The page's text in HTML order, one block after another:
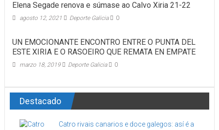
Elena Segade renova e súmase ao Calvo Xiria 21-22
agosto 12, 2021 Deporte Galicia 0
UN EMOCIONANTE ENCONTRO ENTRE O PUNTA DEL
ESTE XIRIA E O RASOEIRO QUE REMATA EN EMPATE
marzo 18, 2019 Deporte Galicia 0
Destacado
Catro rivais canarios e doce galegos: así é a